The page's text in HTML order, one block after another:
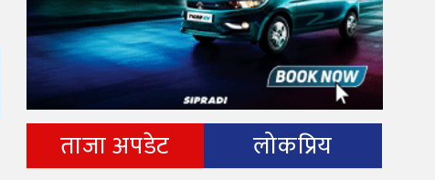
ताजा अपडेट लोकप्रिय